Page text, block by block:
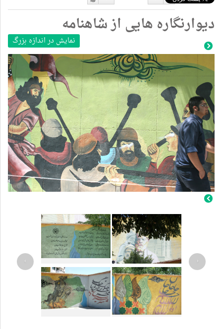
دوست
دارم
دوست
نداشتن
دیوارنگاره هایی از شاهنامه
نمایش در اندازه بزرگ
‹
›